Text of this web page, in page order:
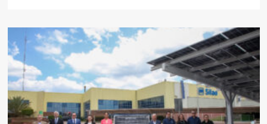
Ferrari
revela
Hypersail,
su
velero
de
alta
tecnología